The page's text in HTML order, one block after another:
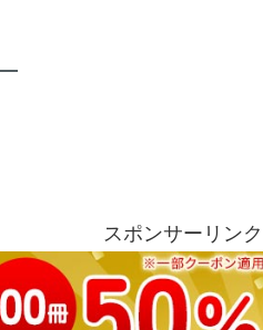
スポンサーリンク